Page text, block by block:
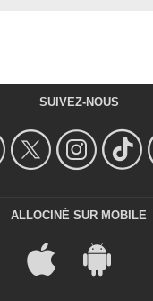
SUIVEZ-NOUS
ALLOCINÉ SUR MOBILE